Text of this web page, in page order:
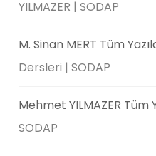
YILMAZER | SODAP
M. Sinan MERT Tüm
Dersleri | SODAP
Mehmet YILMAZER Tüm
SODAP